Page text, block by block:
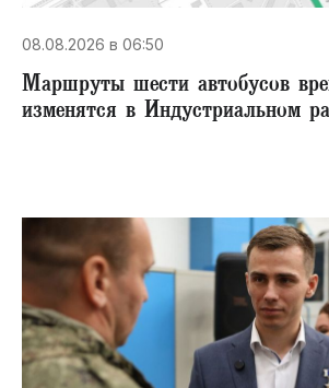
08.08.2026 в 06:50
Маршруты шести автобусов
изменятся в Индустриальном